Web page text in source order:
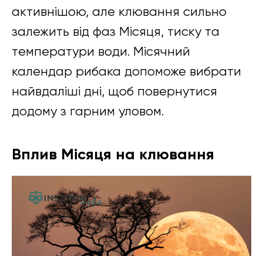
активнішою, але клювання сильно
залежить від фаз Місяця, тиску та
температури води. Місячний
календар рибака допоможе вибрати
найвдаліші дні, щоб повернутися
додому з гарним уловом.
Вплив Місяця на клювання